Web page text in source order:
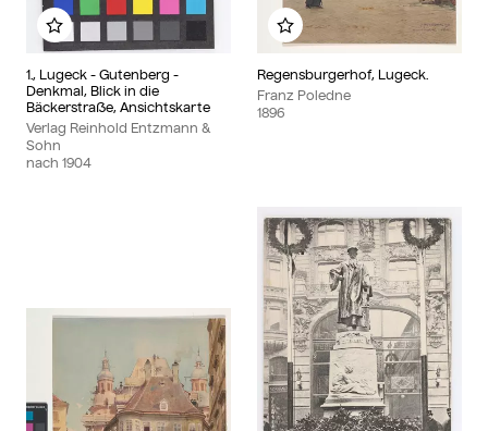
1., Lugeck - Gutenberg -
Denkmal, Blick in die
Bäckerstraße, Ansichtskarte
Verlag Reinhold Entzmann &
Sohn
nach 1904
Zu meinem Album hinzufügen
Regensburgerhof, Lugeck.
Franz Poledne
1896
Zu meinem Album